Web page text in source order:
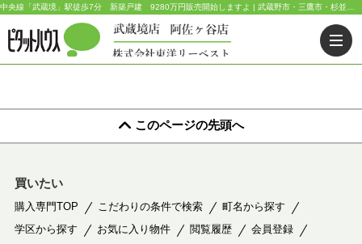
このページの先頭へ
買いたい
購入専門TOP こだわりの条件で検索
町名から探す
学区から探す
お気に入り物件 閲覧履歴
会員登録